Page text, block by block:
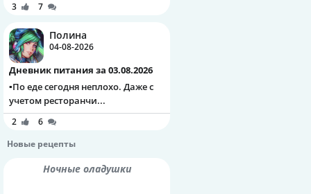
3 7
Полина
04-08-2026
Дневник питания за 03.08.2026
▪️По еде сегодня неплохо. Даже с
учетом ресторанчи...
2
6
Новые рецепты
Ночные оладушки